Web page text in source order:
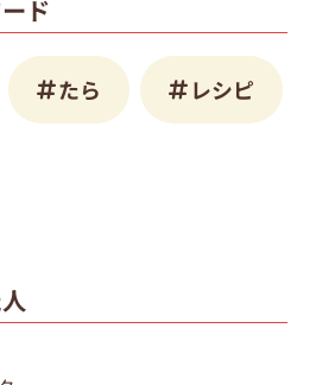
ド
たら レシピ